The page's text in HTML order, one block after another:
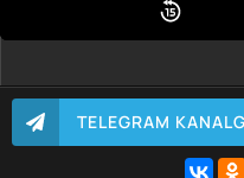
TELEGRAM